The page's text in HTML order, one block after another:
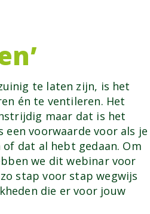
te laten zijn, is het
én te ventileren. Het
maar dat is het
een voorwaarde voor als je
dat al hebt gedaan. Om
we dit webinar voor
stap voor stap wegwijs
die er voor jouw